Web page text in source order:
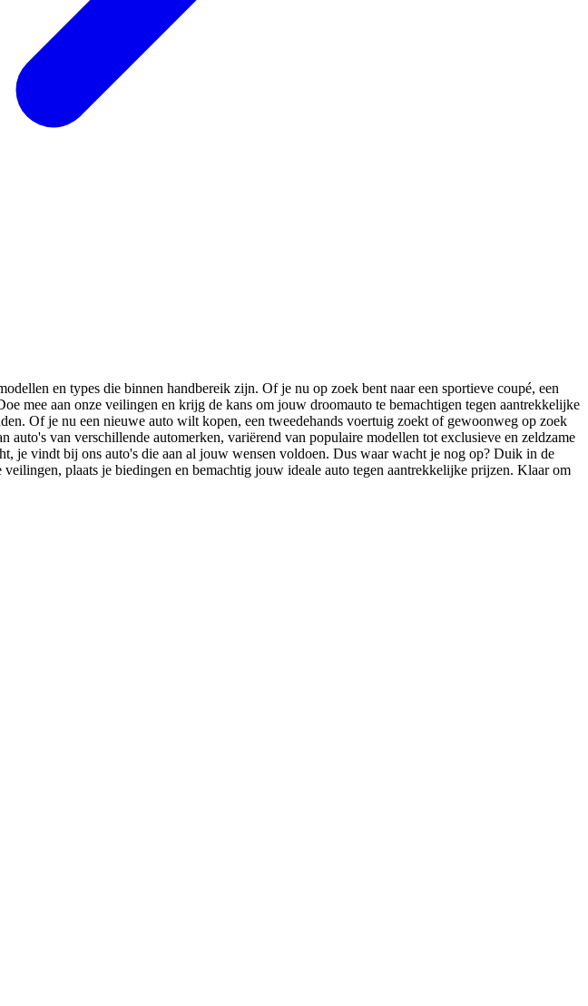
en types die binnen handbereik zijn. Of je nu op zoek bent naar een sportieve coupé, een
mee aan onze veilingen en krijg de kans om jouw droomauto te bemachtigen tegen aantrekkelijke
Of je nu een nieuwe auto wilt kopen, een tweedehands voertuig zoekt of gewoonweg op zoek
van verschillende automerken, variërend van populaire modellen tot exclusieve en zeldzame
je vindt bij ons auto's die aan al jouw wensen voldoen. Dus waar wacht je nog op? Duik in de
plaats je biedingen en bemachtig jouw ideale auto tegen aantrekkelijke prijzen. Klaar om